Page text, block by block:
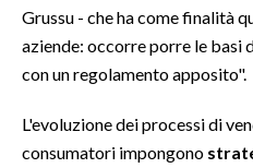
INSULARITÀ
INFO AZIENDE
ANNUNCI
Grussu - che ha come finalità
aziende: occorre porre le basi
con un regolamento apposito".
L'evoluzione dei processi di
consumatori impongono